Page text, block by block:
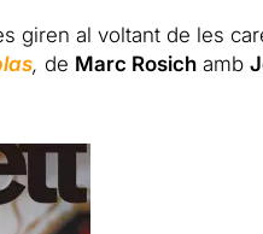
giren al voltant de les
, de Marc Rosichamb